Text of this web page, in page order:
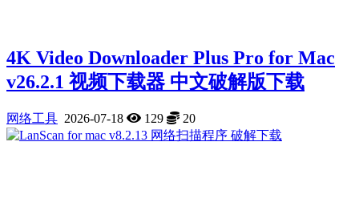
4K Video Downloader Plus Pro for Mac
v26.2.1 视频下载器 中文破解版下载
网络工具 2026-07-18 129 20